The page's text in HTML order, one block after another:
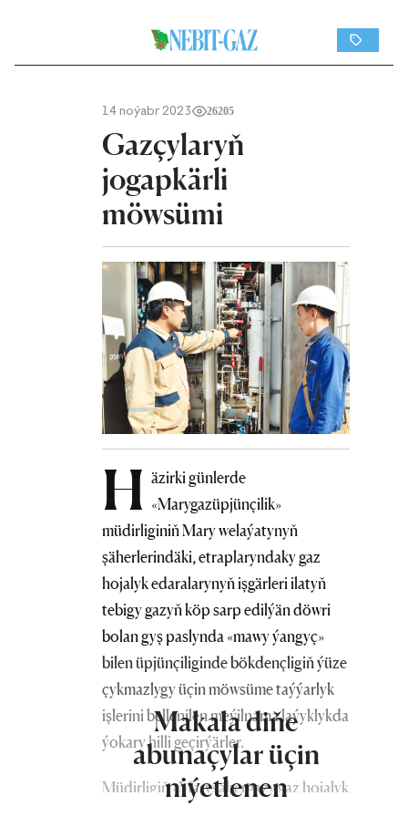
14 noýabr 2023 26205
Gazçylaryň
jogapkärli
möwsümi
H äzirki günlerde
«Marygazüpjünçilik»
müdirliginiň Mary welaýatynyň
şäherlerindäki, etraplaryndaky gaz
hojalyk edaralarynyň işgärleri ilatyň
tebigy gazyň köp sarp edilýän döwri
bolan gyş paslynda «mawy ýangyç»
bilen üpjünçiliginde bökdençligiň ýüze
çykmazlygy üçin möwsüme taýýarlyk
işlerini bellenilen meýilnama laýyklykda
ýokary hilli geçirýärler.
Müdirligiň «Maryşähergaz» gaz hojalyk
Makala diňe
abunaçylar üçin
niýetlenen